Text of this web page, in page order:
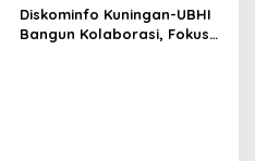
Diskominfo Kuningan-UBHI
Bangun Kolaborasi, Fokus